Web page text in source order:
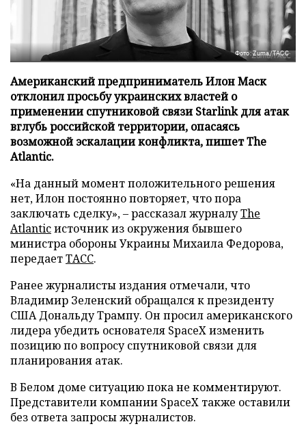
Фото: Zuma/ТАСС
Американский предприниматель Илон Маск
отклонил просьбу украинских властей о
применении спутниковой связи Starlink для атак
вглубь российской территории, опасаясь
возможной эскалации конфликта, пишет The
Atlantic.
«На данный момент положительного решения
нет, Илон постоянно повторяет, что пора
заключать сделку», – рассказал журналуThe
Atlanticисточник из окружения бывшего
министра обороны Украины Михаила Федорова,
передаетТАСС.
Ранее журналисты издания отмечали, что
Владимир Зеленский обращался к президенту
США Дональду Трампу. Он просил американского
лидера убедить основателя SpaceX изменить
позицию по вопросу спутниковой связи для
планирования атак.
В Белом доме ситуацию пока не комментируют.
Представители компании SpaceX также оставили
без ответа запросы журналистов.